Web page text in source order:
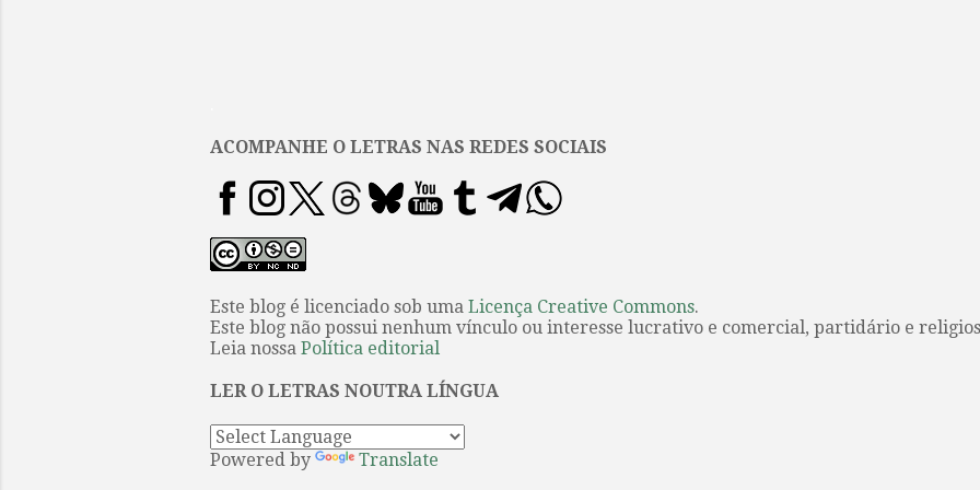
ACOMPANHE O LETRAS NAS REDES SOCIAIS
Este blog é licenciado sob uma Licença Creative Commons.
Este blog não possui nenhum vínculo ou interesse lucrativo e comercial, partidário e
Leia nossa Política editorial
LER O LETRAS NOUTRA LÍNGUA
Powered by Translate